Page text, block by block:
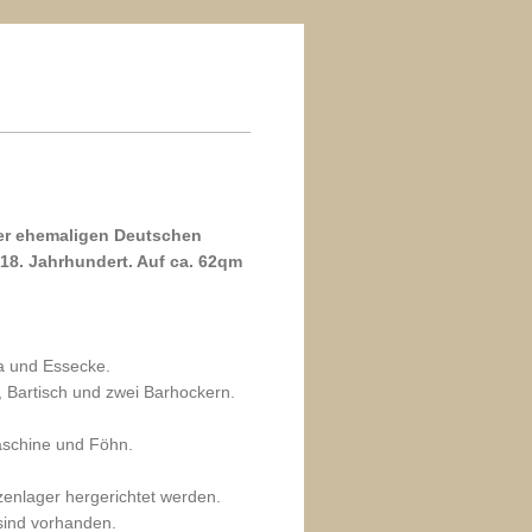
ehemaligen Deutschen
Jahrhundert. Auf ca. 62qm
Essecke.
und zwei Barhockern.
und Föhn.
hergerichtet werden.
vorhanden.